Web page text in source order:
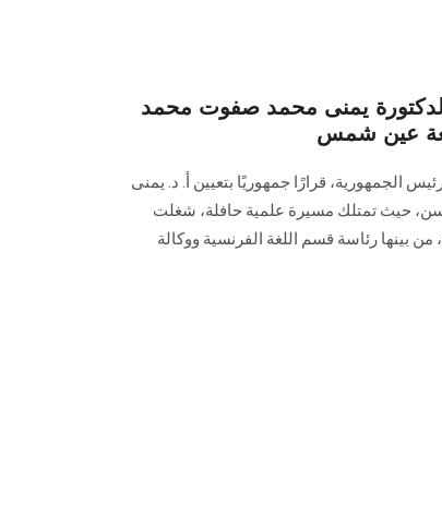
الدكتورة يمنى محمد صفوت محمد
عين شمس
الجمهورية، قرارًا جمهوريًا بتعيين أ. د. يمنى
حيث تمتلك مسيرة علمية حافلة، شغلت
من بينها رئاسة قسم اللغة الفرنسية ووكالة